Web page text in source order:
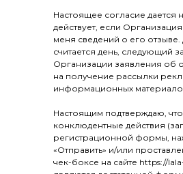
Настоящее согласие дается
действует, если
меня сведений о его отзыве.
считается день, следующий
Организации заявления об
на получение рассылки
информационных
Настоящим подтверждаю,
конклюдентные действия
регистрационной формы,
«Отправить» и/или
чек-боксе на сайте https://